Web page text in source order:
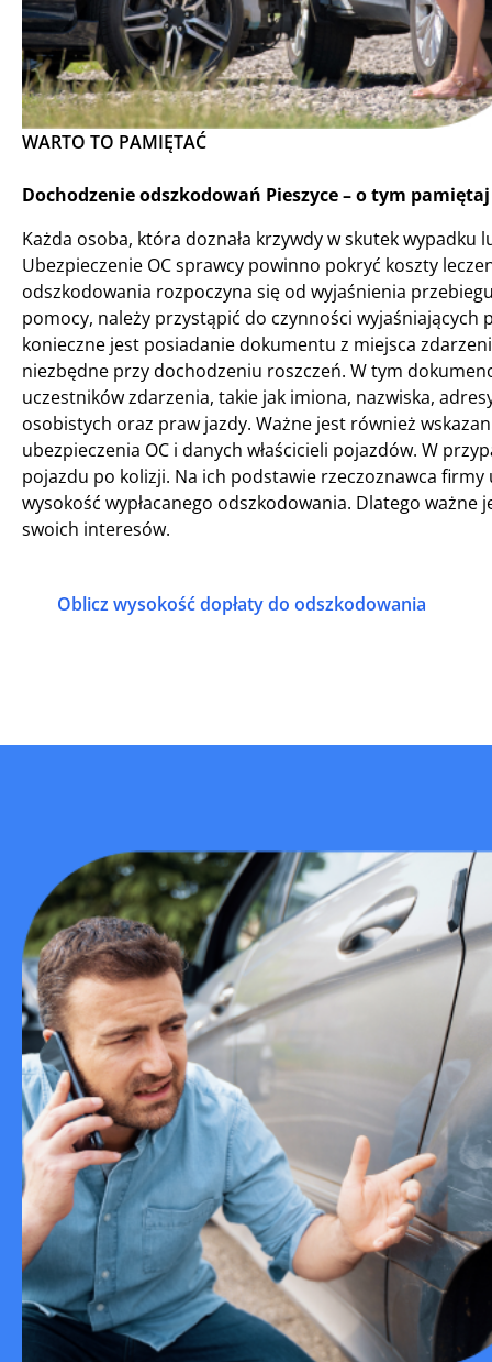
WARTO TO PAMIĘTAĆ
Dochodzenie odszkodowań Pieszyce – o tym
Każda osoba, która doznała krzywdy w skutek
Ubezpieczenie OC sprawcy powinno pokryć koszty
odszkodowania rozpoczyna się od wyjaśnienia
pomocy, należy przystąpić do czynności
konieczne jest posiadanie dokumentu z miejsca
niezbędne przy dochodzeniu roszczeń. W tym
uczestników zdarzenia, takie jak imiona, nazwiska,
osobistych oraz praw jazdy. Ważne jest również
ubezpieczenia OC i danych właścicieli pojazdów. W
pojazdu po kolizji. Na ich podstawie rzeczoznawca
wysokość wypłacanego odszkodowania. Dlatego
swoich interesów.
Oblicz wysokość dopłaty do odszkodowania